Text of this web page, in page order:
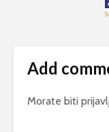
Add
Morate biti